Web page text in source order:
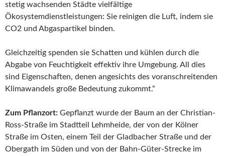
stetig wachsenden Städte vielfältige
Ökosystemdienstleistungen: Sie reinigen die Luft, indem sie
CO2 und Abgaspartikel binden.
Gleichzeitig spenden sie Schatten und kühlen durch die
Abgabe von Feuchtigkeit effektiv ihre Umgebung. All dies
sind Eigenschaften, denen angesichts des voranschreitenden
Klimawandels große Bedeutung zukommt.“
Zum Pflanzort: Gepflanzt wurde der Baum an der Christian-
Ross-Straße im Stadtteil Lehmheide, der von der Kölner
Straße im Osten, einem Teil der Gladbacher Straße und der
Obergath im Süden und von der Bahn-Güter-Strecke im